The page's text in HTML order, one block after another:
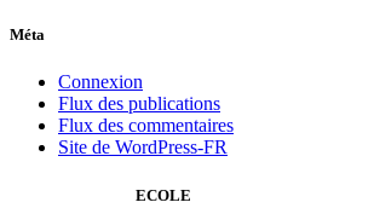
Méta
Connexion
Flux des publications
Flux des commentaires
Site de WordPress-FR
ECOLE